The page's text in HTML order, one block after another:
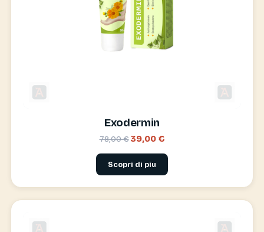
Exodermin
78,00 €39,00 €
Scopri di piu